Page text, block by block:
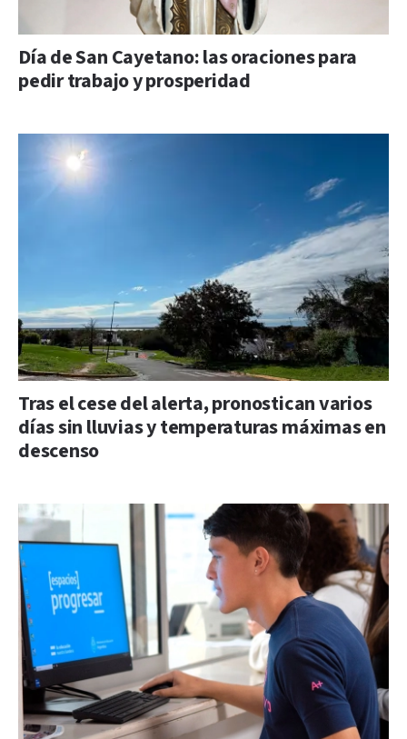
Día de San Cayetano: las oraciones para
pedir trabajo y prosperidad
Tras el cese del alerta, pronostican varios
días sin lluvias y temperaturas máximas en
descenso